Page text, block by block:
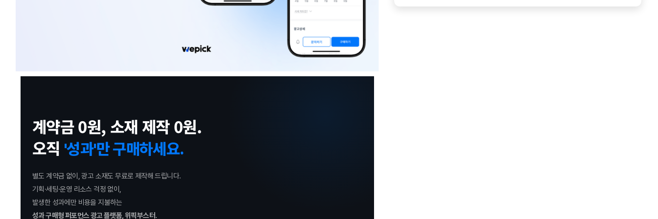
계약금 0원, 소재 제작 0원.
오직 '성과'만 구매하세요.
별도 계약금 없이, 광고 소재도 무료로 제작해 드립니다.
기획·세팅·운영 리소스 걱정 없이,
발생한 성과에만 비용을 지불하는
성과 구매형 퍼포먼스 광고 플랫폼, 위픽부스터.